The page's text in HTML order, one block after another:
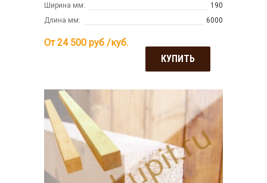
Ширина мм:
190
Длина мм:
6000
От 24 500 руб /куб.
КУПИТЬ